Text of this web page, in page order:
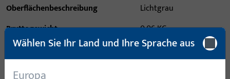
Oberflächenbeschreibung
Lichtgrau
Bruttogewicht
0,06 KG
Verpackungseinheit
500 ST
Mindestbestelleinheit
Wählen Sie Ihr Land und Ihre Sprache aus